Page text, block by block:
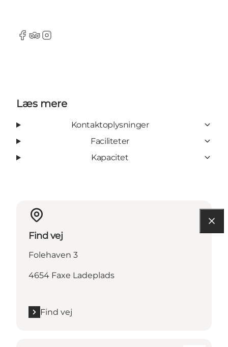
Facebook
TripAdvisor
Instagram
Læs mere
Kontaktoplysninger
Faciliteter
Kapacitet
Find vej
Folehaven 3
4654 Faxe Ladeplads
Find vej